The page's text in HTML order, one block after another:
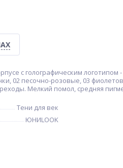
с голографическим
02 песочно-розовые, 03
Мелкий помол, средняя
Тени для век
ЮНИLOOK